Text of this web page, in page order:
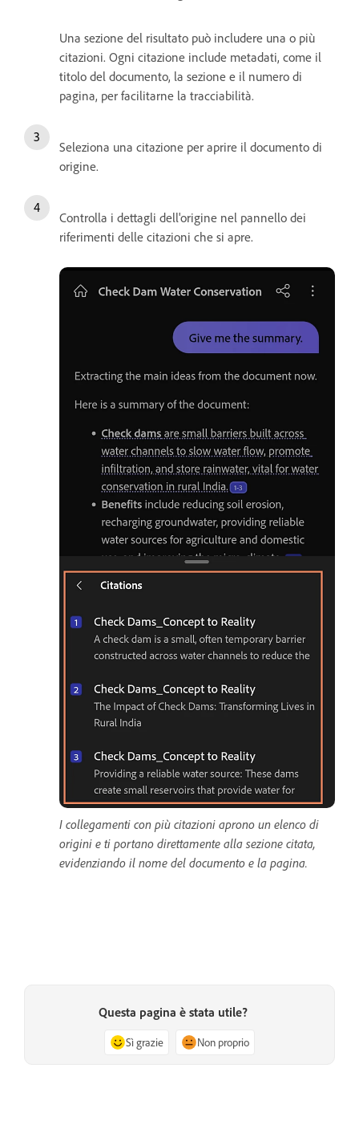
Una sezione del risultato può includere una o più
citazioni. Ogni citazione include metadati, come il
titolo del documento, la sezione e il numero di
pagina, per facilitarne la tracciabilità.
Seleziona una citazione per aprire il documento di
origine.
Controlla i dettagli dell'origine nel pannello dei
riferimenti delle citazioni che si apre.
I collegamenti con più citazioni aprono un elenco di
origini e ti portano direttamente alla sezione citata,
evidenziando il nome del documento e la pagina.
Questa pagina è stata utile?
Sì grazie Non proprio